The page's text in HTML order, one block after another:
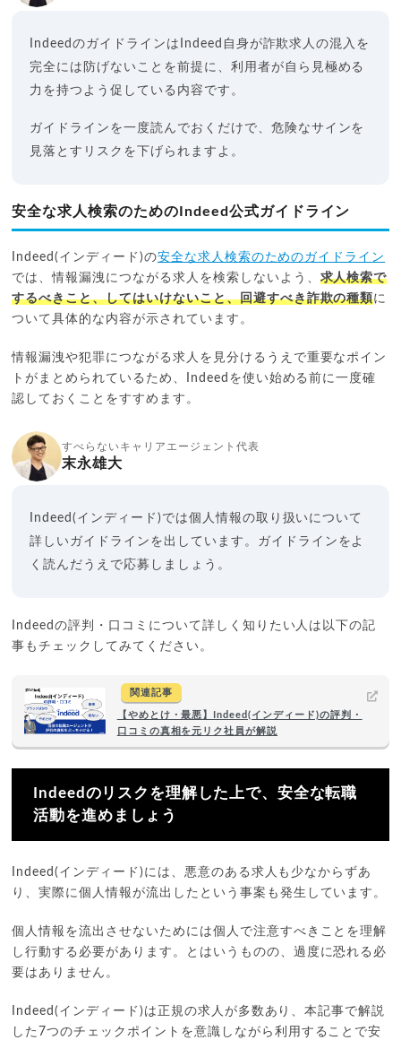
IndeedのガイドラインはIndeed自身が詐欺求人の混入を
完全には防げないことを前提に、利用者が自ら見極める
力を持つよう促している内容です。
ガイドラインを一度読んでおくだけで、危険なサインを
見落とすリスクを下げられますよ。
安全な求人検索のためのIndeed公式ガイドライン
Indeed(インディード)の安全な求人検索のためのガイドライン
では、情報漏洩につながる求人を検索しないよう、 求人検索で
するべきこと、してはいけないこと、回避すべき詐欺の種類に
ついて具体的な内容が示されています。
情報漏洩や犯罪につながる求人を見分けるうえで重要なポイン
トがまとめられているため、Indeedを使い始める前に一度確
認しておくことをすすめます。
すべらないキャリアエージェント代表
末永雄大
Indeed(インディード)では個人情報の取り扱いについて
詳しいガイドラインを出しています。ガイドラインをよ
く読んだうえで応募しましょう。
Indeedの評判・口コミについて詳しく知りたい人は以下の記
事もチェックしてみてください。
関連記事
【やめとけ・最悪】Indeed(インディード)の評判・
口コミの真相を元リク社員が解説
Indeedのリスクを理解した上で、安全な転職
活動を進めましょう
Indeed(インディード)には、悪意のある求人も少なからずあ
り、実際に個人情報が流出したという事案も発生しています。
個人情報を流出させないためには個人で注意すべきことを理解
し行動する必要があります。とはいうものの、過度に恐れる必
要はありません。
Indeed(インディード)は正規の求人が多数あり、本記事で解説
した7つのチェックポイントを意識しながら利用することで安